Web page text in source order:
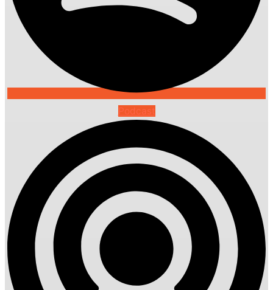
Podcast